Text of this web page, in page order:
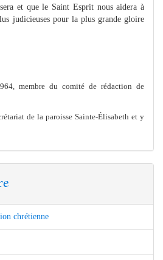
et que le Saint Esprit nous aidera à
judicieuses pour la plus grande gloire
membre du comité de rédaction de
de la paroisse Sainte-Élisabeth et y
chrétienne